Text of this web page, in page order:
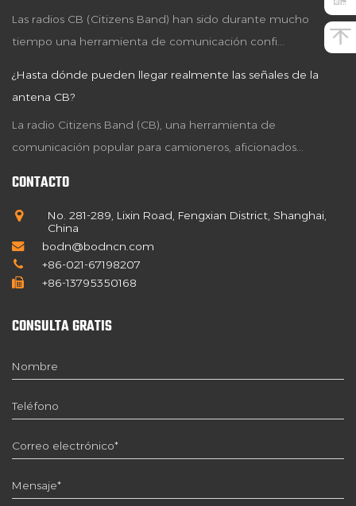
Las radios CB (Citizens Band) han sido durante mucho
tiempo una herramienta de comunicación confi...
¿Hasta dónde pueden llegar realmente las señales de la
antena CB?
La radio Citizens Band (CB), una herramienta de
comunicación popular para camioneros, aficionados...
CONTACTO
No. 281-289, Lixin Road, Fengxian District, Shanghai,
China
bodn@bodncn.com
+86-021-67198207
+86-13795350168
CONSULTA GRATIS